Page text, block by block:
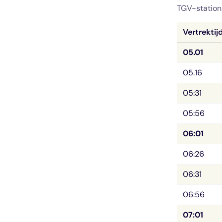
TGV-
05.01
05.16
05:31
05:56
06:01
06:26
06:31
06:56
07:01